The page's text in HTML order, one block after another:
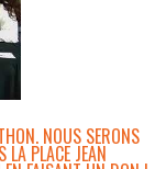
NOUS SERONS
PLACE JEAN